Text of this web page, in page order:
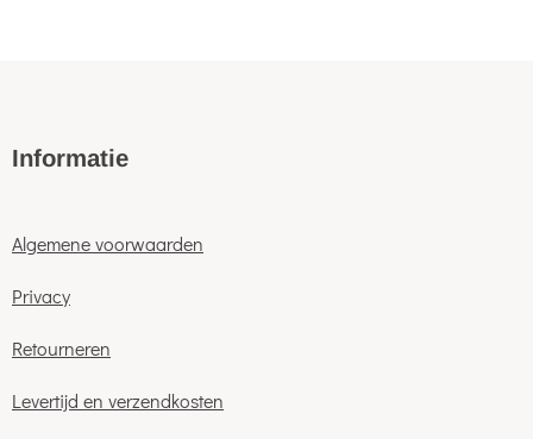
Informatie
Algemene voorwaarden
Privacy
Retourneren
Levertijd en verzendkosten